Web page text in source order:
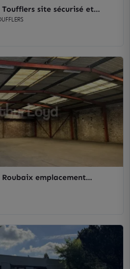
site sécurisé et
emplacement
optimale